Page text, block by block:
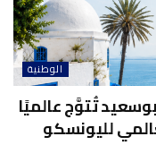
الوطنية
تُتوَّج عالميًا
لليونسكو